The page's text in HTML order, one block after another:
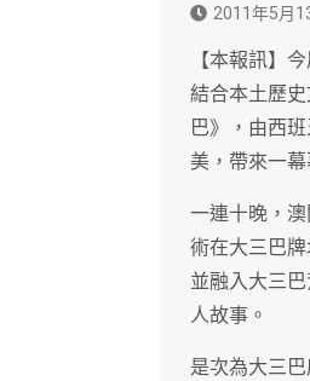
2011年5月
【本報訊】
結合本土歷
巴》，由西
美，帶來一
一連十晚，
術在大三巴
並融入大三
人故事。
是次為大三